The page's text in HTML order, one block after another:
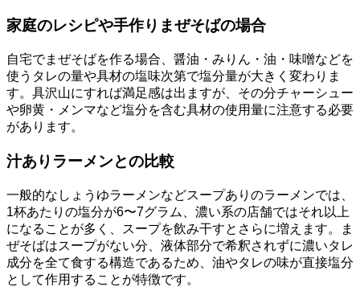
家庭のレシピや手作りまぜそばの場合
自宅でまぜそばを作る場合、醤油・みりん・油・味噌などを
使うタレの量や具材の塩味次第で塩分量が大きく変わりま
す。具沢山にすれば満足感は出ますが、その分チャーシュー
や卵黄・メンマなど塩分を含む具材の使用量に注意する必要
があります。
汁ありラーメンとの比較
一般的なしょうゆラーメンなどスープありのラーメンでは、
1杯あたりの塩分が6〜7グラム、濃い系の店舗ではそれ以上
になることが多く、スープを飲み干すとさらに増えます。ま
ぜそばはスープがない分、液体部分で希釈されずに濃いタレ
成分を全て食する構造であるため、油やタレの味が直接塩分
として作用することが特徴です。